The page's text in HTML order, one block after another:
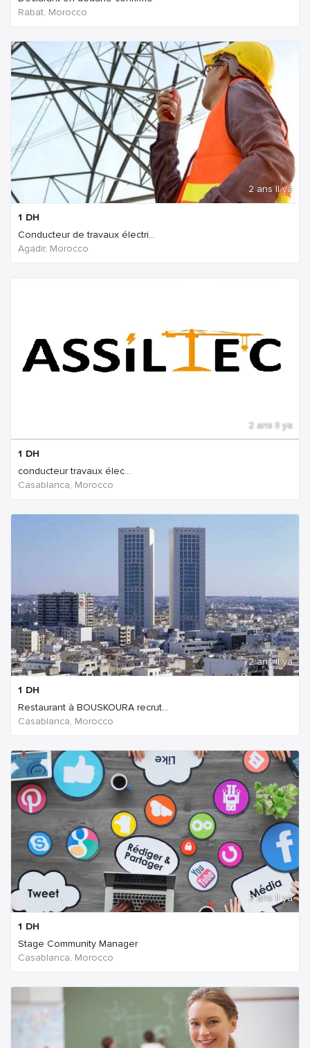
Rabat, Morocco
2 ans Il ya
1 DH
Conducteur de travaux électri...
Agadir, Morocco
2 ans Il ya
1 DH
conducteur travaux élec...
Casablanca, Morocco
2 ans Il ya
1 DH
Restaurant à BOUSKOURA recrut...
Casablanca, Morocco
2 ans Il ya
1 DH
Stage Community Manager
Casablanca, Morocco